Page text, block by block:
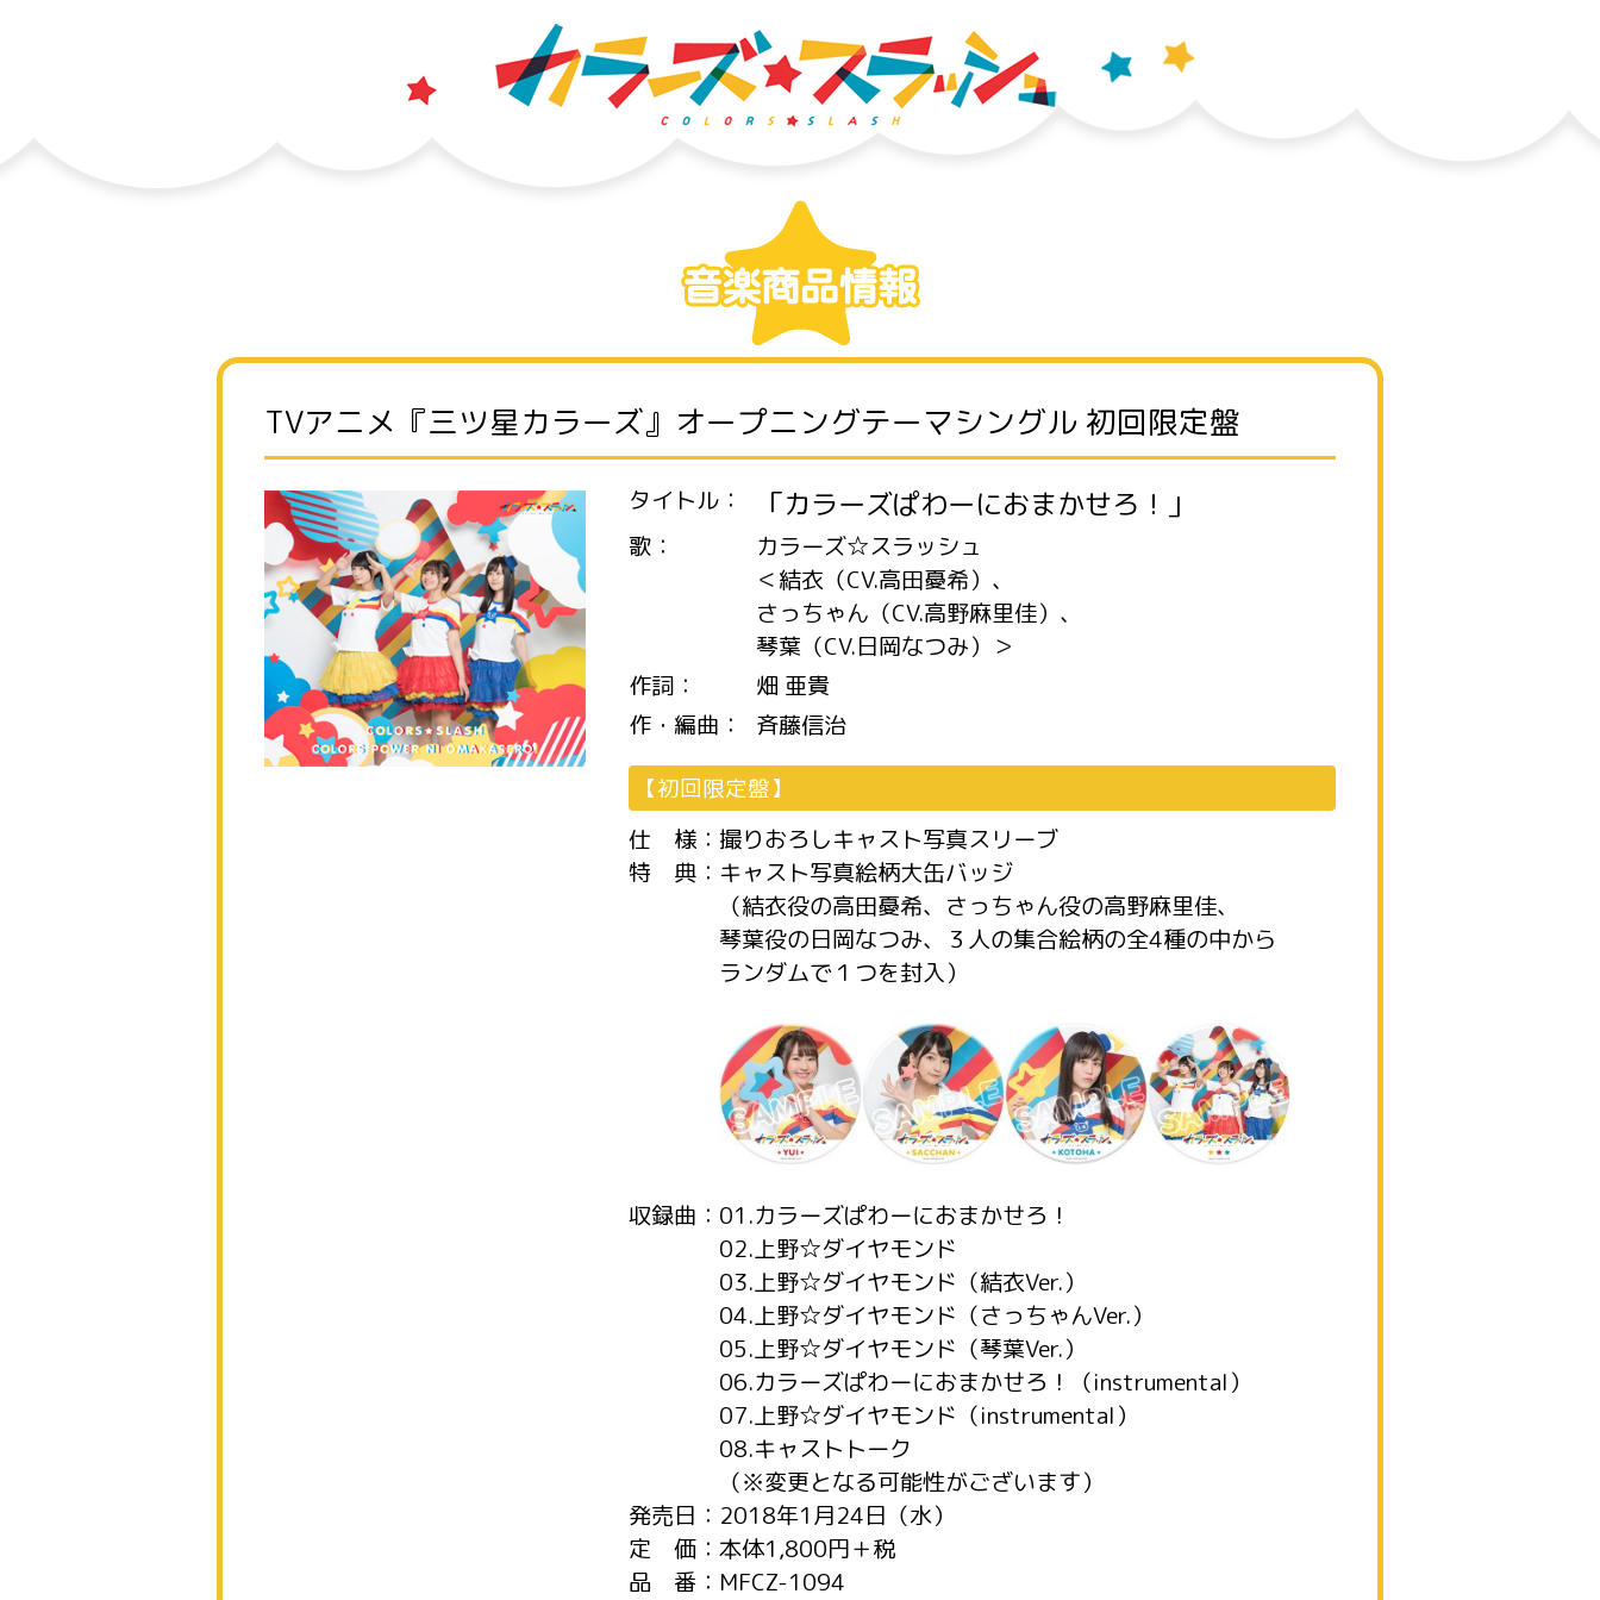
TVアニメ『三ツ星カラーズ』オープニングテーマシングル 初回限定盤
タイトル： 「カラーズぱわーにおまかせろ！」
歌：
カラーズ☆スラッシュ
＜結衣（CV.高田憂希）、
さっちゃん（CV.高野麻里佳）、
琴葉（CV.日岡なつみ）＞
作詞：
畑 亜貴
作・編曲：
斉藤信治
【初回限定盤】
仕 様： 撮りおろしキャスト写真スリーブ
特 典： キャスト写真絵柄大缶バッジ
（結衣役の高田憂希、さっちゃん役の高野麻里佳、
琴葉役の日岡なつみ、３人の集合絵柄の全4種の中から
ランダムで１つを封入）
収録曲： 01.カラーズぱわーにおまかせろ！
02.上野☆ダイヤモンド
03.上野☆ダイヤモンド（結衣Ver.）
04.上野☆ダイヤモンド（さっちゃんVer.）
05.上野☆ダイヤモンド（琴葉Ver.）
06.カラーズぱわーにおまかせろ！（instrumental）
07.上野☆ダイヤモンド（instrumental）
08.キャストトーク
（※変更となる可能性がございます）
発売日： 2018年1月24日（水）
定 価： 本体1,800円＋税
品 番： MFCZ-1094